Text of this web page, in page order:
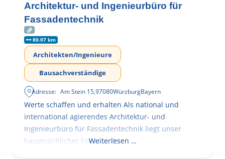
Architektur- und Ingenieurbüro für
Fassadentechnik
89.97 km
Architekten/Ingenieure
Bausachverständige
Adresse: Am Stein 15,97080WürzburgBayern
Werte schaffen und erhalten Als national und
international agierendes Architektur- und
Ingenieurbüro für Fassadentechnik liegt unser
hauptsächlicher Fokus in der
Weiterlesen …